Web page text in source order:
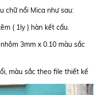
chữ nổi Mica như sau:
( 1ly ) hàn kết cấu.
3mm x 0.10 màu sắc
màu sắc theo file thiết kế